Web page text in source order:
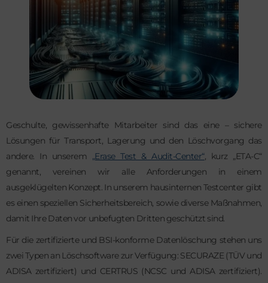
Geschulte, gewissenhafte Mitarbeiter sind das eine – sichere
Lösungen für Transport, Lagerung und den Löschvorgang das
andere. In unserem „Erase Test & Audit-Center“, kurz „ETA-C“
genannt, vereinen wir alle Anforderungen in einem
ausgeklügelten Konzept. In unserem hausinternen Testcenter gibt
es einen speziellen Sicherheitsbereich, sowie diverse Maßnahmen,
damit Ihre Daten vor unbefugten Dritten geschützt sind.
Für die zertifizierte und BSI-konforme Datenlöschung stehen uns
zwei Typen an Löschsoftware zur Verfügung: SECURAZE (TÜV und
ADISA zertifiziert) und CERTRUS (NCSC und ADISA zertifiziert).